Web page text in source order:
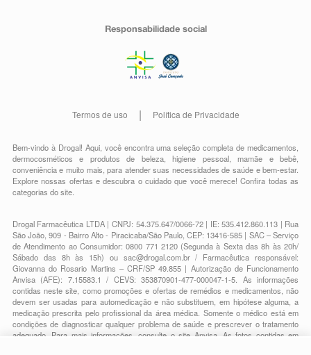
Responsabilidade social
Termos de uso Política de Privacidade
Bem-vindo à Drogal! Aqui, você encontra uma seleção completa demedicamentos
dermocosméticos e produtos de beleza,higiene pessoal,mamãe e bebê
conveniênciae muito mais, para atender suas necessidades de saúde e bem-estar.
Explore nossas ofertas e descubra o cuidado que você merece!Confira todas as
categorias do site.
Drogal Farmacêutica LTDA | CNPJ: 54.375.647/0066-72 | IE: 535.412.860.113 | Rua
São João, 909 - Bairro Alto - Piracicaba/São Paulo, CEP: 13416-585 | SAC – Serviço
de Atendimento ao Consumidor: 0800 771 2120 (Segunda à Sexta das 8h às 20h/
Sábado das 8h às 15h) ou sac@drogal.com.br/ Farmacêutica responsável:
Giovanna do Rosario Martins – CRF/SP 49.855 | Autorização de Funcionamento
Anvisa (AFE): 7.15583.1 / CEVS: 353870901-477-000047-1-5. As informações
contidas neste site, como promoções e ofertas de remédios e medicamentos, não
devem ser usadas para automedicação e não substituem, em hipótese alguma, a
medicação prescrita pelo profissional da área médica. Somente o médico está em
condições de diagnosticar qualquer problema de saúde e prescrever o tratamento
adequado. Para mais informações, consulte o site Anvisa. As fotos contidas em